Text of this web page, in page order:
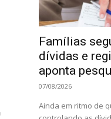
Famílias
dívidas e
aponta
07/08/2026
Ainda em ritmo de